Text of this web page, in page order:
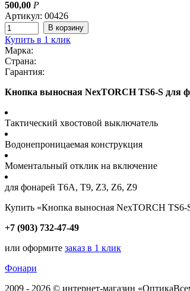
500,00 Р
Артикул: 00426
Купить в 1 клик
Марка:
Страна:
Гарантия:
Кнопка выносная NexTORCH TS6-S для
Тактический хвостовой выключатель
Водонепроницаемая конструкция
Моментальный отклик на включение
для фонарей T6A, T9, Z3, Z6, Z9
Купить «Кнопка выносная NexTORCH
+7 (903) 732-47-49
или оформите заказ в 1 клик
Фонари
2009 - 2026 © интернет-магазин